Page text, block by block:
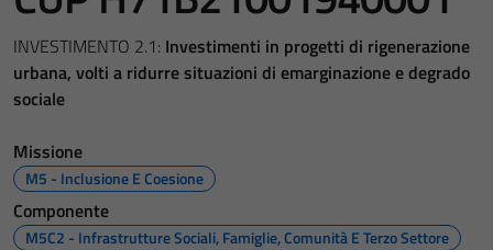
INVESTIMENTO 2.1: Investimenti in progetti di rigenerazione
urbana, volti a ridurre situazioni di emarginazione e degrado
sociale
Missione
M5 - Inclusione E Coesione
Componente
M5C2 - Infrastrutture Sociali, Famiglie, Comunità E Terzo Settore